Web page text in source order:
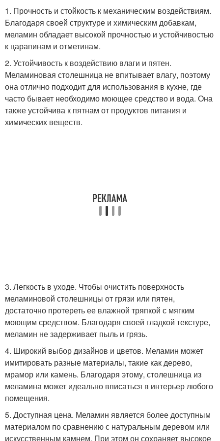
1. Прочность и стойкость к механическим воздействиям.
Благодаря своей структуре и химическим добавкам,
меламин обладает высокой прочностью и устойчивостью
к царапинам и отметинам.
2. Устойчивость к воздействию влаги и пятен.
Меламиновая столешница не впитывает влагу, поэтому
она отлично подходит для использования в кухне, где
часто бывает необходимо моющее средство и вода. Она
также устойчива к пятнам от продуктов питания и
химических веществ.
3. Легкость в уходе. Чтобы очистить поверхность
меламиновой столешницы от грязи или пятен,
достаточно протереть ее влажной тряпкой с мягким
моющим средством. Благодаря своей гладкой текстуре,
меламин не задерживает пыль и грязь.
4. Широкий выбор дизайнов и цветов. Меламин может
имитировать разные материалы, такие как дерево,
мрамор или камень. Благодаря этому, столешница из
меламина может идеально вписаться в интерьер любого
помещения.
5. Доступная цена. Меламин является более доступным
материалом по сравнению с натуральным деревом или
искусственным камнем. При этом он сохраняет высокое